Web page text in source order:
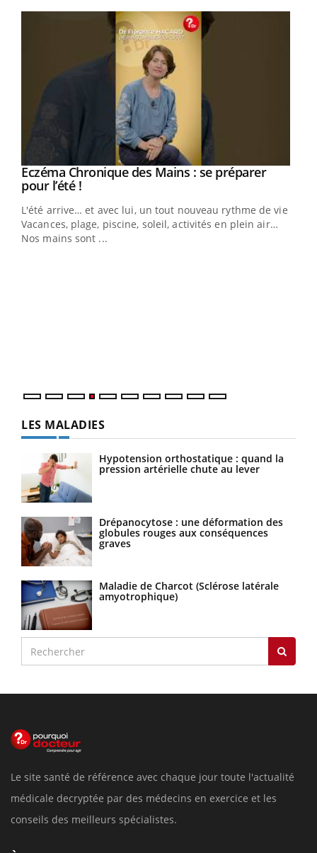
Youtube
Eczéma Chronique des Mains : se préparer
pour l’été !Youtube
L'été arrive… et avec lui, un tout nouveau rythme de vie !
Vacances, plage, piscine, soleil, activités en plein air…
Nos mains sont ...
LES MALADIES
Hypotension orthostatique : quand la
pression artérielle chute au lever
Drépanocytose : une déformation des
globules rouges aux conséquences
graves
Maladie de Charcot (Sclérose latérale
amyotrophique)
Le site santé de référence avec chaque jour toute l'actualité
médicale decryptée par des médecins en exercice et les
conseils des meilleurs spécialistes.